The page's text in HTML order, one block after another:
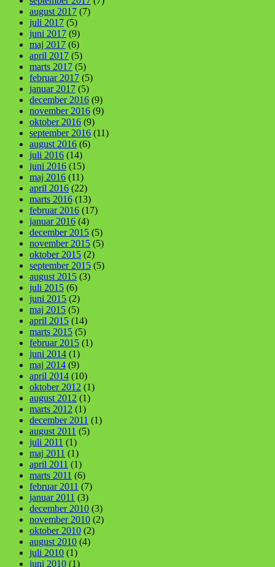
august 2017 (7)
juli 2017 (5)
juni 2017 (9)
maj 2017 (6)
april 2017 (5)
marts 2017 (5)
februar 2017 (5)
januar 2017 (5)
december 2016 (9)
november 2016 (9)
oktober 2016 (9)
september 2016 (11)
august 2016 (6)
juli 2016 (14)
juni 2016 (15)
maj 2016 (11)
april 2016 (22)
marts 2016 (13)
februar 2016 (17)
januar 2016 (4)
december 2015 (5)
november 2015 (5)
oktober 2015 (2)
september 2015 (5)
august 2015 (3)
juli 2015 (6)
juni 2015 (2)
maj 2015 (5)
april 2015 (14)
marts 2015 (5)
februar 2015 (1)
juni 2014 (1)
maj 2014 (9)
april 2014 (10)
oktober 2012 (1)
august 2012 (1)
marts 2012 (1)
december 2011 (1)
august 2011 (5)
juli 2011 (1)
maj 2011 (1)
april 2011 (1)
marts 2011 (6)
februar 2011 (7)
januar 2011 (3)
december 2010 (3)
november 2010 (2)
oktober 2010 (2)
august 2010 (4)
juli 2010 (1)
juni 2010 (1)